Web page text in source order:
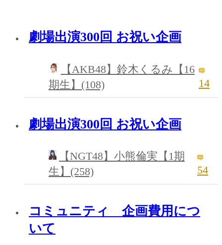
劇場出演300回 お祝い企画
【AKB48】鈴木くるみ【16
期生】(108)
14
劇場出演300回 お祝い企画
【NGT48】小熊倫実【1期
生】(258)
54
コミュニティ 企画費用につ
いて